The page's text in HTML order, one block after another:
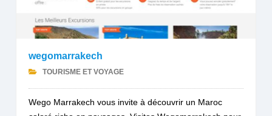
wegomarrakech
TOURISME ET VOYAGE
Wego Marrakech vous invite à découvrir un Maroc